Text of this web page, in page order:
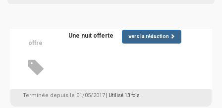
offre
Une nuit offerte vers la réduction
Terminée depuis le 01/05/2017 | Utilisé 13 fois